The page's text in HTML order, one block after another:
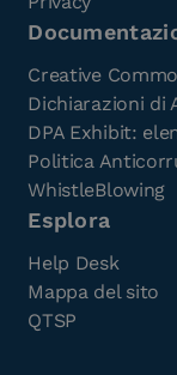
Creative
Dichiarazioni di
DPA Exhibit:
Politica
WhistleBlowing
Esplora
Help Desk
Mappa del sito
QTSP